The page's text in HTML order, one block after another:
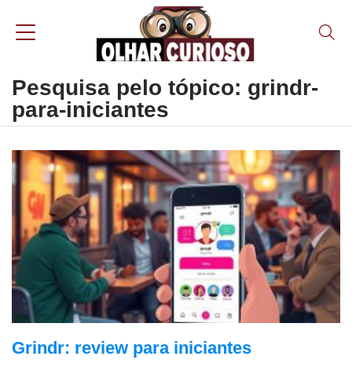
Pesquisa pelo tópico: grindr-
para-iniciantes
Grindr: review para iniciantes